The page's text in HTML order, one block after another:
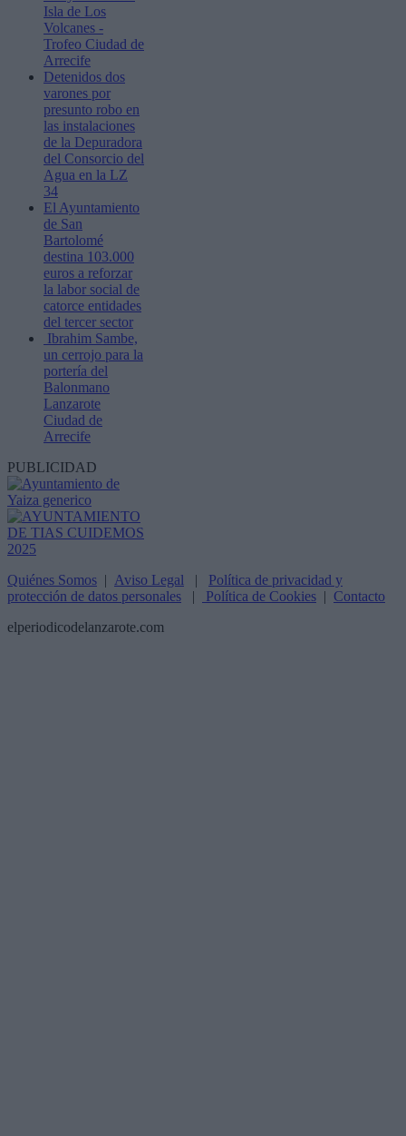
Isla de Los
Volcanes -
Trofeo Ciudad de
Arrecife
Detenidos dos
varones por
presunto robo en
las instalaciones
de la Depuradora
del Consorcio del
Agua en la LZ
34
El Ayuntamiento
de San
Bartolomé
destina 103.000
euros a reforzar
la labor social de
catorce entidades
del tercer sector
Ibrahim Sambe,
un cerrojo para la
portería del
Balonmano
Lanzarote
Ciudad de
Arrecife
PUBLICIDAD
Quiénes Somos | Aviso Legal | Política de privacidad y
protección de datos personales | Política de Cookies | Contacto
elperiodicodelanzarote.com